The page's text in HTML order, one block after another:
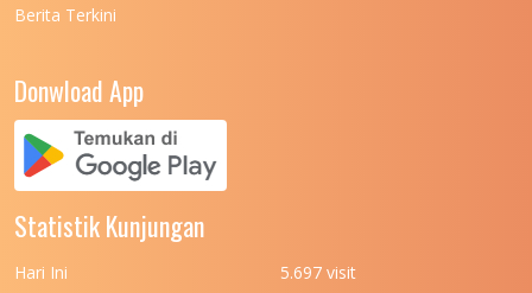
Berita Terkini
Donwload App
Statistik Kunjungan
Hari Ini
5.697 visit